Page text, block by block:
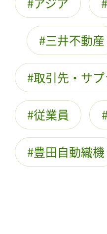
三井不動産
取引先・サ
従業員
豊田自動織機